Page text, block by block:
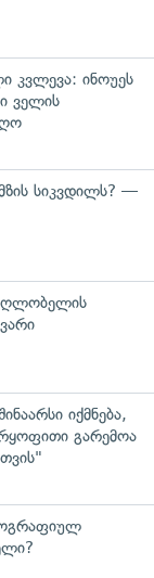
კვლევა: ინოუეს
ველის
სიკვდილს? —
იქმნება,
გარემოა